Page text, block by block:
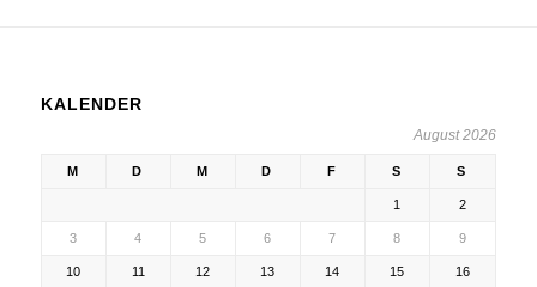
KALENDER
August 2026
M D M D F S S
1 2
3 4 5 6 7 8 9
10 11 12 13 14 15 16